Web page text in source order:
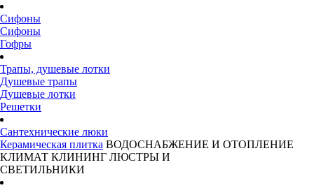
Сифоны
Сифоны
Гофры
Трапы, душевые лотки
Душевые трапы
Душевые лотки
Решетки
Сантехнические люки
Керамическая плитка ВОДОСНАБЖЕНИЕ И ОТОПЛЕНИЕ
КЛИМАТ КЛИНИНГ ЛЮСТРЫ И
СВЕТИЛЬНИКИ